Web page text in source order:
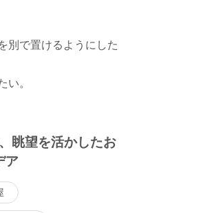
別で置けるようにした
い。
眺望を活かしたお
ア